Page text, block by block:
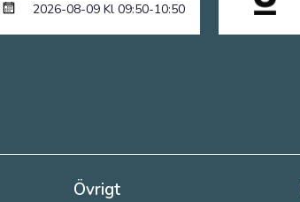
2026-08-09 Kl 09:50-10:50
Övrigt